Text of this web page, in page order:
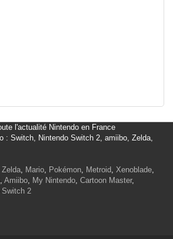
l'actualité Nintendo en France
: Switch, Nintendo Switch 2, amiibo, Zelda,
Zelda, Mario, Pokémon, Metroid, Xenoblade,
, Amiibo, My Nintendo, Cartoon Master,
Switch 2